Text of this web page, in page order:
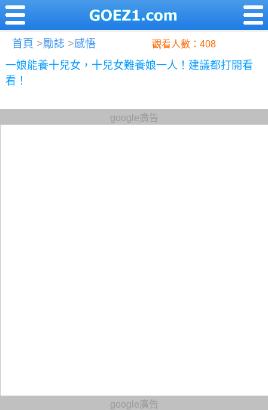
首頁 >勵誌 >感悟 觀看人數：408
一娘能養十兒女，十兒女難養娘一人！建議都打開看
看！
google廣告
google廣告